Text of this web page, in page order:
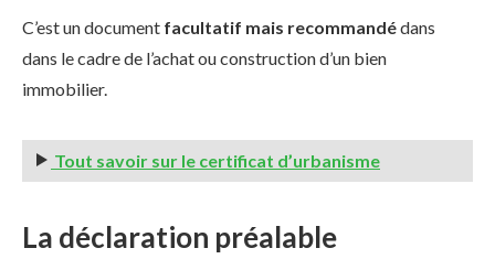
C’est un document facultatif mais recommandédans
dans le cadre de l’achat ou construction d’un bien
immobilier.
Tout savoir sur le certificat d’urbanisme
La déclaration préalable